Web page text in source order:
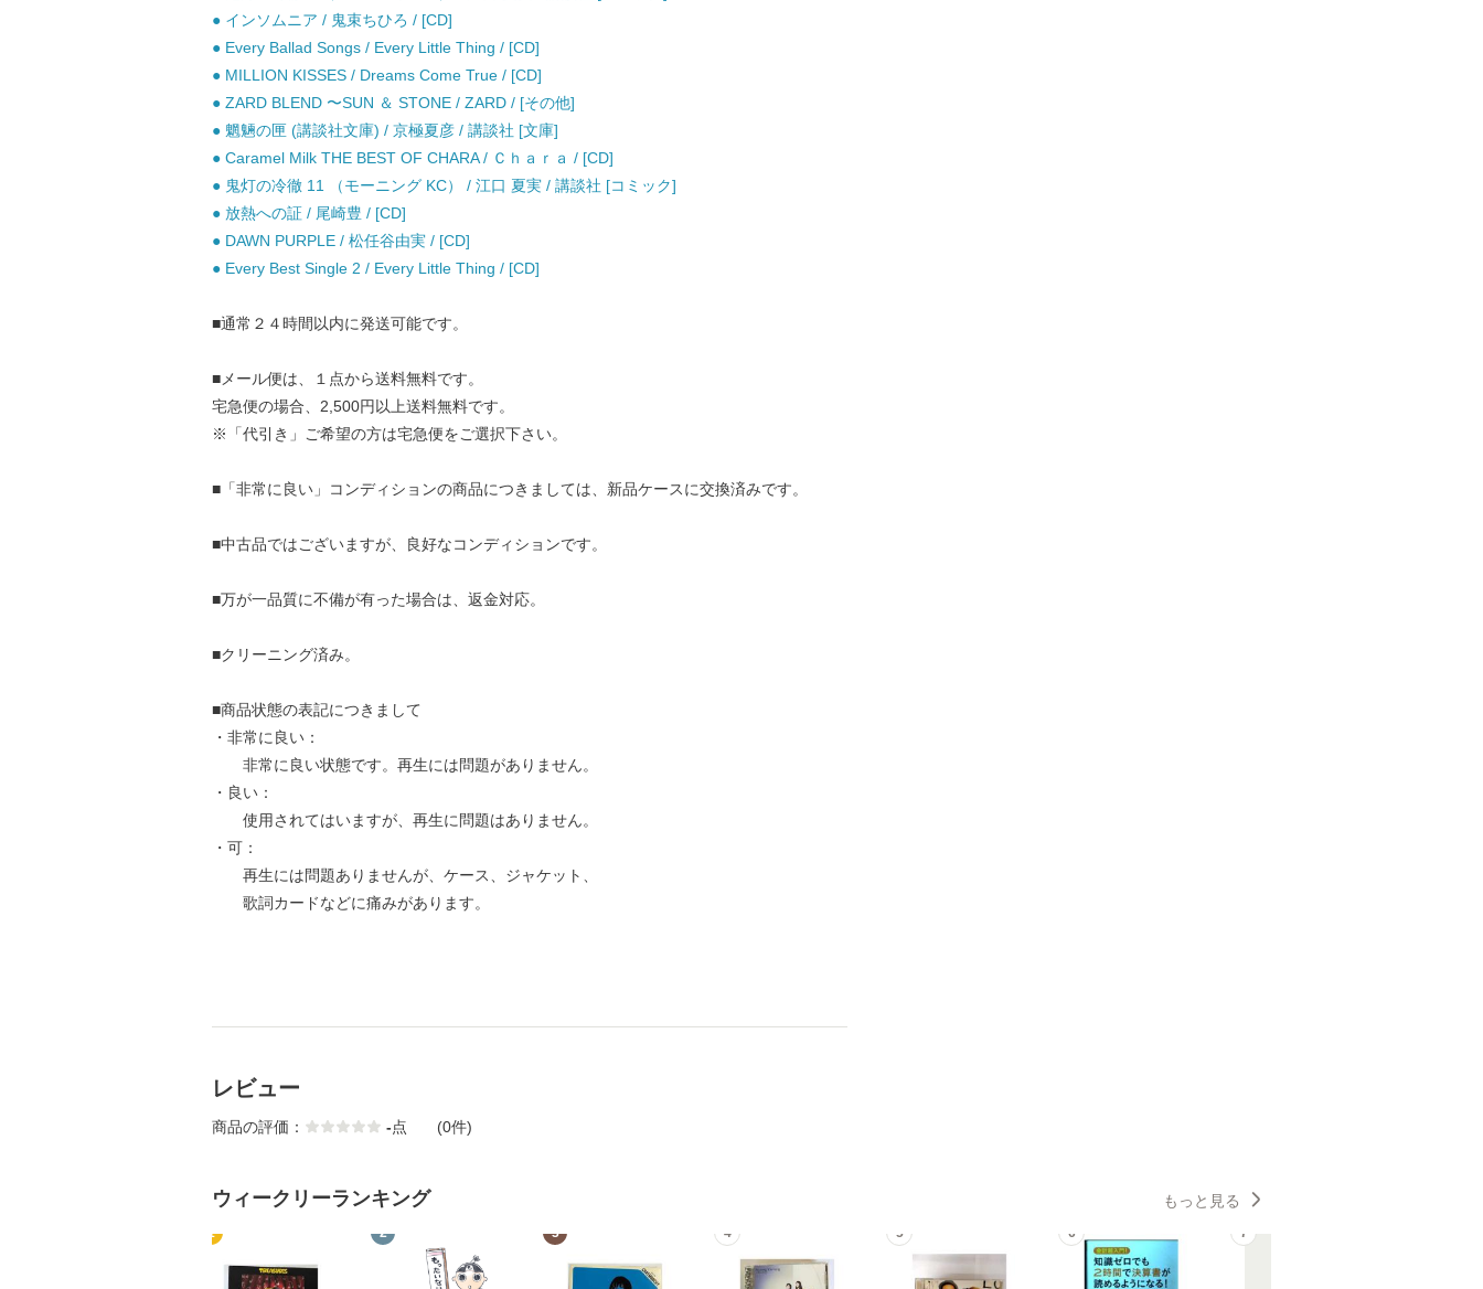
● インソムニア / 鬼束ちひろ / [CD]
● Every Ballad Songs / Every Little Thing / [CD]
● MILLION KISSES / Dreams Come True / [CD]
● ZARD BLEND 〜SUN ＆ STONE / ZARD / [その他]
● 魍魎の匣 (講談社文庫) / 京極夏彦 / 講談社 [文庫]
● Caramel Milk THE BEST OF CHARA / Ｃｈａｒａ / [CD]
● 鬼灯の冷徹 11 （モーニング KC） / 江口 夏実 / 講談社 [コミック]
● 放熱への証 / 尾崎豊 / [CD]
● DAWN PURPLE / 松任谷由実 / [CD]
● Every Best Single 2 / Every Little Thing / [CD]
■通常２４時間以内に発送可能です。
■メール便は、１点から送料無料です。
宅急便の場合、2,500円以上送料無料です。
※「代引き」ご希望の方は宅急便をご選択下さい。
■「非常に良い」コンディションの商品につきましては、新品ケースに交換済みです。
■中古品ではございますが、良好なコンディションです。
■万が一品質に不備が有った場合は、返金対応。
■クリーニング済み。
■商品状態の表記につきまして
・非常に良い：
非常に良い状態です。再生には問題がありません。
・良い：
使用されてはいますが、再生に問題はありません。
・可：
再生には問題ありませんが、ケース、ジャケット、
歌詞カードなどに痛みがあります。
レビュー
商品の評価： -点 (0件)
ウィークリーランキング もっと見る
1 2 3 4 5 6 7